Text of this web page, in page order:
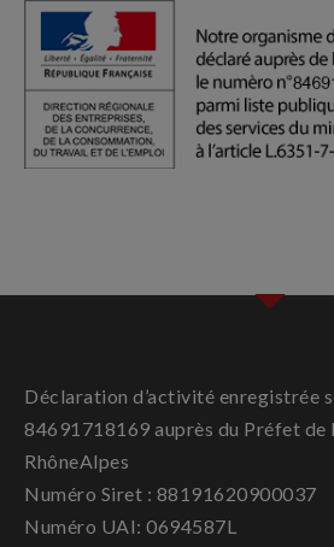
Déclaration d’activité enregistrée
84691718169 auprès du Préfet de
RhôneAlpes
Numéro Siret : 88191620900037
Numéro UAI: 0694587L